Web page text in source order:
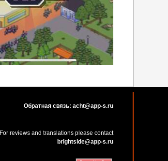
Обратная связь: acht@app-s.ru
For reviews and translations please contact
brightside@app-s.ru